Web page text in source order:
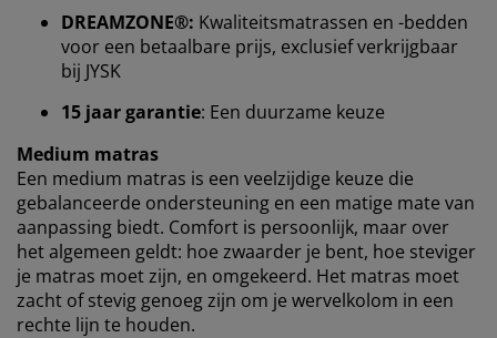
DREAMZONE®: Kwaliteitsmatrassen en -bedden
voor een betaalbare prijs, exclusief verkrijgbaar
bij JYSK
15 jaar garantie: Een duurzame keuze
Medium matras
Een medium matras is een veelzijdige keuze die
gebalanceerde ondersteuning en een matige mate van
aanpassing biedt. Comfort is persoonlijk, maar over
het algemeen geldt: hoe zwaarder je bent, hoe steviger
je matras moet zijn, en omgekeerd. Het matras moet
zacht of stevig genoeg zijn om je wervelkolom in een
rechte lijn te houden.
browsergegevens met marketingpartners (zoals
Google, Meta en Tiktok) voor gepersonaliseerde en
vaste advertenties. Je kunt meer lezen over de
doeleinden via ''Aanpassen'' en je toestemming op elk
moment intrekken door op het cookie-icoontje te
klikken. Door op ''Alles accepteren'' te klikken, ga je
akkoord met alle drie de doeleinden. Lees meer over
onzeverzameling en verwerking van
persoonsgegevens
en ons cookiebeleid